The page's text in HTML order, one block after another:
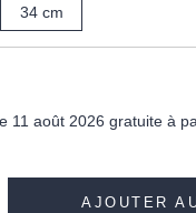
34 cm
11 août 2026 gratuite à
AJOUTER